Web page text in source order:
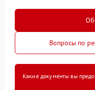
Вопросы по
Какие документы вы